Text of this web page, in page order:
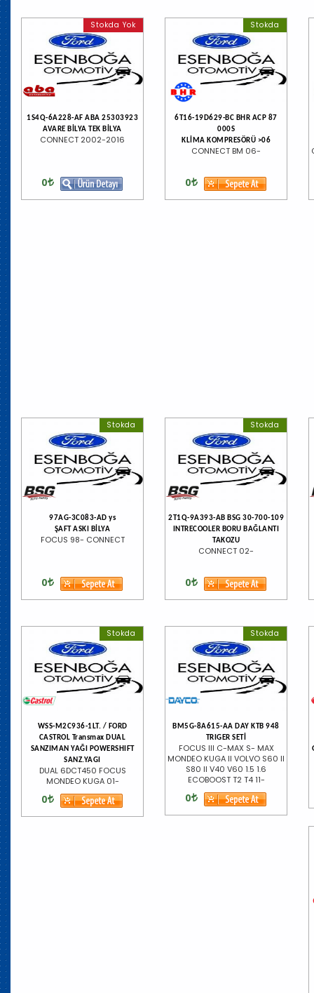
Stokda Yok
1S4Q-6A228-AF ABA 25303923
AVARE BİLYA TEK BİLYA
CONNECT 2002-2016
0
Stokda
6T16-19D629-BC BHR ACP 87
000S
KLİMA KOMPRESÖRÜ >06
CONNECT BM 06-
0
Stokda
97AG-3C083-AD ys
ŞAFT ASKI BİLYA
FOCUS 98- CONNECT
0
Stokda
2T1Q-9A393-AB BSG 30-700-109
INTRECOOLER BORU BAĞLANTI
TAKOZU
CONNECT 02-
0
Stokda
WSS-M2C936-1LT. / FORD
CASTROL Transmax DUAL
SANZIMAN YAĞI POWERSHIFT
SANZ.YAGI
DUAL 6DCT450 FOCUS
MONDEO KUGA 01-
0
Stokda
BM5G-8A615-AA DAY KTB 948
TRIGER SETİ
FOCUS III C-MAX S- MAX
MONDEO KUGA II VOLVO S60 II
S80 II V40 V60 1.5 1.6
ECOBOOST T2 T4 11-
0